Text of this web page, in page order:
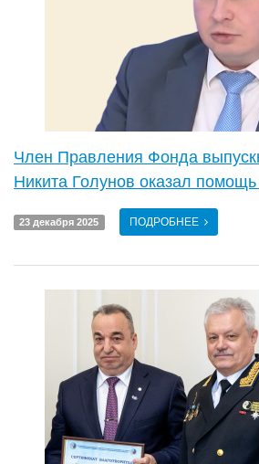
Член Правления Фонда
Никита Голунов оказал
23 декабря 2025 ПОДРОБНЕЕ